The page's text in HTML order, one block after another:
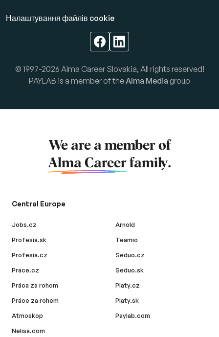
Налаштування файлів cookie
© 1997-2026 Alma Career Slovakia, All rights reserved!
PAYLAB is a member of the Alma Media group
We are a member of
Alma Career family.
Central Europe
Jobs.cz
Profesia.sk
Profesia.cz
Prace.cz
Práca za rohom
Práce za rohem
Atmoskop
Nelisa.com
Arnold
Teamio
Seduo.cz
Seduo.sk
Platy.cz
Platy.sk
Paylab.com